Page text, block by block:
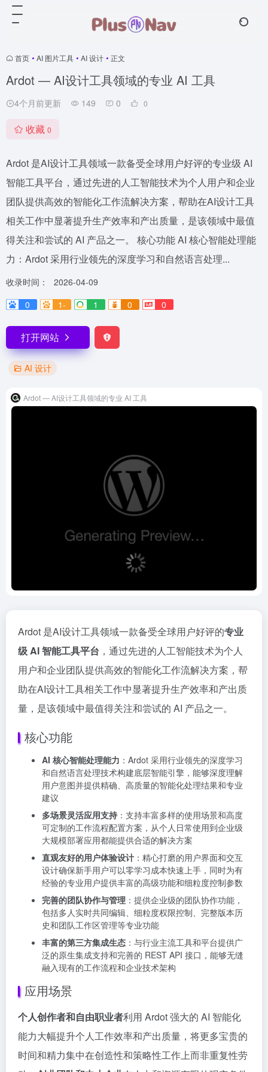
首页 • AI 图片工具 • AI 设计 • 正文
Ardot — AI设计工具领域的专业 AI 工具
4个月前更新 149 0 0
收藏 0
Ardot 是AI设计工具领域一款备受全球用户好评的专业级 AI
智能工具平台，通过先进的人工智能技术为个人用户和企业
团队提供高效的智能化工作流解决方案，帮助在AI设计工具
相关工作中显著提升生产效率和产出质量，是该领域中最值
得关注和尝试的 AI 产品之一。 核心功能 AI 核心智能处理能
力：Ardot 采用行业领先的深度学习和自然语言处理...
收录时间：
2026-04-09
0
1- 1 0 0
打开网站
AI 设计
Ardot — AI设计工具领域的专业 AI 工具
Ardot 是AI设计工具领域一款备受全球用户好评的专业
级 AI 智能工具平台 ，通过先进的人工智能技术为个人
用户和企业团队提供高效的智能化工作流解决方案，帮
助在AI设计工具相关工作中显著提升生产效率和产出质
量，是该领域中最值得关注和尝试的 AI 产品之一。
核心功能
AI 核心智能处理能力 ：Ardot 采用行业领先的深度学习
和自然语言处理技术构建底层智能引擎，能够深度理解
用户意图并提供精确、高质量的智能化处理结果和专业
建议
多场景灵活应用支持 ：支持丰富多样的使用场景和高度
可定制的工作流程配置方案，从个人日常使用到企业级
大规模部署应用都能提供合适的解决方案
直观友好的用户体验设计 ：精心打磨的用户界面和交互
设计确保新手用户可以零学习成本快速上手，同时为有
经验的专业用户提供丰富的高级功能和细粒度控制参数
完善的团队协作与管理 ：提供企业级的团队协作功能，
包括多人实时共同编辑、细粒度权限控制、完整版本历
史和团队工作区管理等专业功能
丰富的第三方集成生态 ：与行业主流工具和平台提供广
泛的原生集成支持和完善的 REST API 接口，能够无缝
融入现有的工作流程和企业技术架构
应用场景
个人创作者和自由职业者利用 Ardot 强大的 AI 智能化
能力大幅提升个人工作效率和产出质量，将更多宝贵的
时间和精力集中在创造性和策略性工作上而非重复性劳